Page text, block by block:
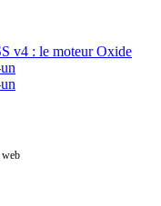
v4 : le moteur Oxide
web